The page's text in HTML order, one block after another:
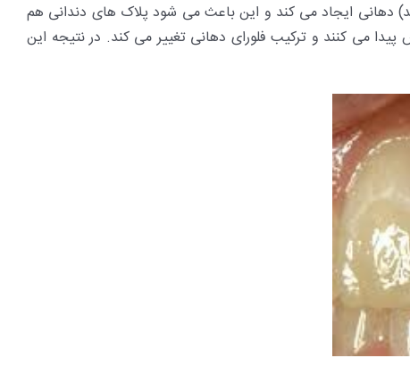
دهانی ایجاد می کند و این باعث می شود پلاک های دندانی هم
می کنند و ترکیب فلورای دهانی تغییر می کند. در نتیجه این